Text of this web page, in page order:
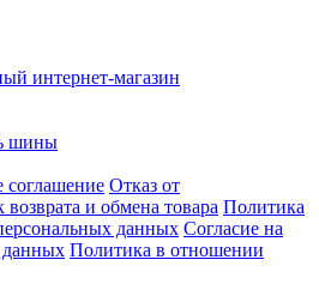
интернет-магазин
шины
соглашение Отказ от
возврата и обмена товара Политика
данных Согласие на
данных Политика в отношении